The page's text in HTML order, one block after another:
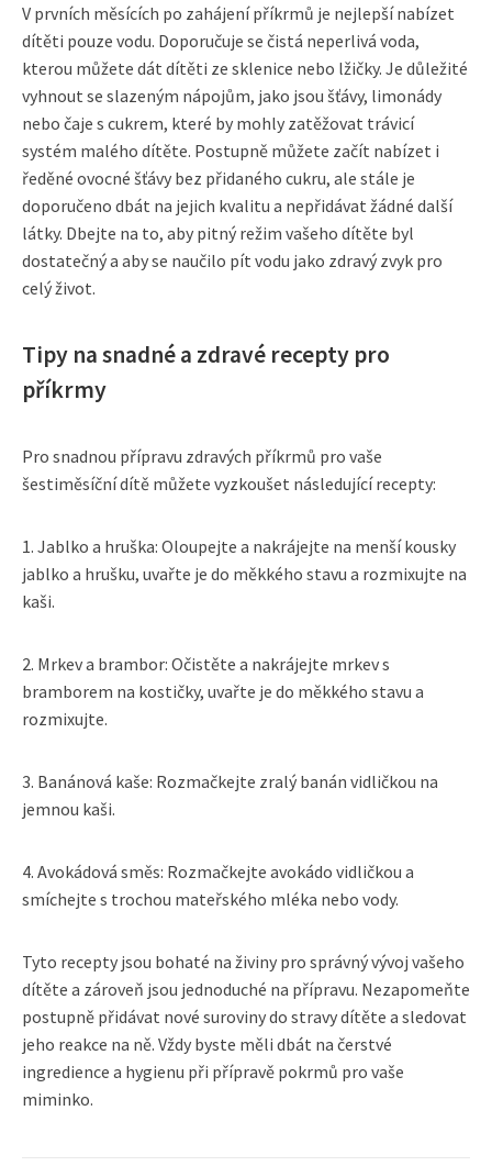
V prvních měsících po zahájení příkrmů je nejlepší nabízet
dítěti pouze vodu. Doporučuje se čistá neperlivá voda,
kterou můžete dát dítěti ze sklenice nebo lžičky. Je důležité
vyhnout se slazeným nápojům, jako jsou šťávy, limonády
nebo čaje s cukrem, které by mohly zatěžovat trávicí
systém malého dítěte. Postupně můžete začít nabízet i
ředěné ovocné šťávy bez přidaného cukru, ale stále je
doporučeno dbát na jejich kvalitu a nepřidávat žádné další
látky. Dbejte na to, aby pitný režim vašeho dítěte byl
dostatečný a aby se naučilo pít vodu jako zdravý zvyk pro
celý život.
Tipy na snadné a zdravé recepty pro
příkrmy
Pro snadnou přípravu zdravých příkrmů pro vaše
šestiměsíční dítě můžete vyzkoušet následující recepty:
1. Jablko a hruška: Oloupejte a nakrájejte na menší kousky
jablko a hrušku, uvařte je do měkkého stavu a rozmixujte na
kaši.
2. Mrkev a brambor: Očistěte a nakrájejte mrkev s
bramborem na kostičky, uvařte je do měkkého stavu a
rozmixujte.
3. Banánová kaše: Rozmačkejte zralý banán vidličkou na
jemnou kaši.
4. Avokádová směs: Rozmačkejte avokádo vidličkou a
smíchejte s trochou mateřského mléka nebo vody.
Tyto recepty jsou bohaté na živiny pro správný vývoj vašeho
dítěte a zároveň jsou jednoduché na přípravu. Nezapomeňte
postupně přidávat nové suroviny do stravy dítěte a sledovat
jeho reakce na ně. Vždy byste měli dbát na čerstvé
ingredience a hygienu při přípravě pokrmů pro vaše
miminko.